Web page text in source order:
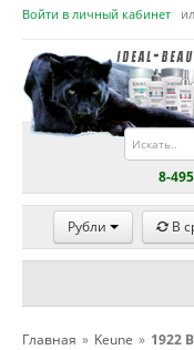
Войти в личный кабинет
8-
Рубли В
Главная » Keune » 1922